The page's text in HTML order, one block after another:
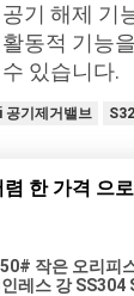
기 해제 기
동적 기능
있습니다.
공기제거밸브
렴 한 가격 으로
작은 오리피
레스 강 SS304